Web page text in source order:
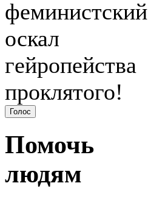
феминистский
оскал
гейропейства
проклятого!
Помочь
людям